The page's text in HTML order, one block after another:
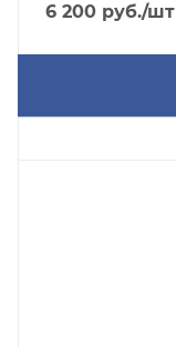
6 200 руб./шт